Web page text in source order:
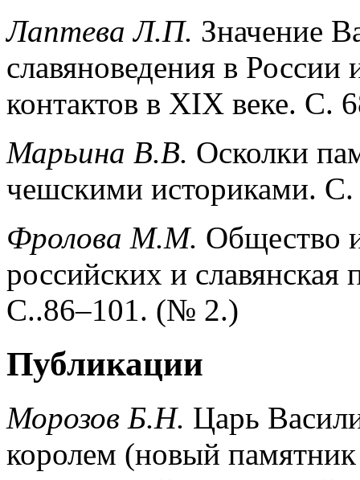
Лаптева Л.П. Значение
славяноведения в
контактов в XIX веке. С.
Марьина В.В. Осколки
чешскими историками.
Фролова М.М. Общество
российских и
С..86–101. (№ 2.)
Публикации
Морозов Б.Н. Царь
королем (новый